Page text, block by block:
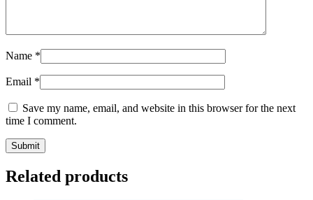
Name *
Email *
Save my name, email, and website in this browser for the next
time I comment.
Related products